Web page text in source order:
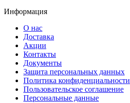
Информация
О нас
Доставка
Акции
Контакты
Документы
Защита персональных данных
Политика конфиденциальности
Пользовательское соглашение
Персональные данные